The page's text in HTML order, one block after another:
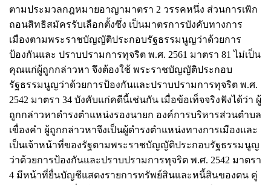
ตามประมวลกฎหมายอาญามาตรา 2 วรรคหนึ่ง ส่วนการเพิก
ถอนสิทธิสมัครรับเลือกตั้งซึ่ง เป็นมาตรการบังคับทางการ
เมืองตามพระราชบัญญัติประกอบรัฐธรรมนูญว่าด้วยการ
ป้องกันและ ปราบปรามการทุจริต พ.ศ. 2561 มาตรา 81 ไม่เป็น
คุณแก่ผู้ถูกกล่าวหา จึงต้องใช้ พระราชบัญญัติประกอบ
รัฐธรรมนูญว่าด้วยการป้องกันและปราบปรามการทุจริต พ.ศ.
2542 มาตรา 34 บังคับแก่คดีนี้เช่นกัน เมื่อข้อเท็จจริงฟังได้ว่า ผู้
ถูกกล่าวหาดํารงตําแหน่งรองนายก องค์การบริหารส่วนตําบล
เขื่องคํา ผู้ถูกกล่าวหาจึงเป็นผู้ดํารงตําแหน่งทางการเมืองและ
เป็นเจ้าหน้าที่ของรัฐตามพระราชบัญญัติประกอบรัฐธรรมนูญ
ว่าด้วยการป้องกันและปราบปรามการทุจริต พ.ศ. 2542 มาตรา
4 มีหน้าที่ยื่นบัญชีแสดงรายการทรัพย์สินและหนี้สินของตน คู่